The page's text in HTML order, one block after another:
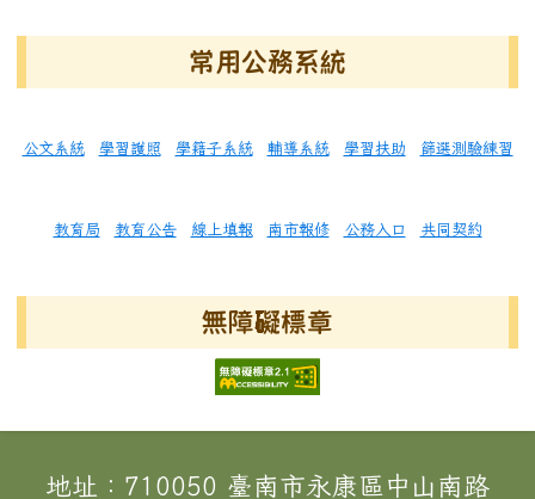
常用公務系統
公文系統 學習護照 學籍子系統 輔導系統 學習扶助 篩選測驗練習
教育局 教育公告 線上填報 南市報修 公務入口 共同契約
無障礙標章
頁尾區域內容
地址：710050 臺南市永康區中山南路